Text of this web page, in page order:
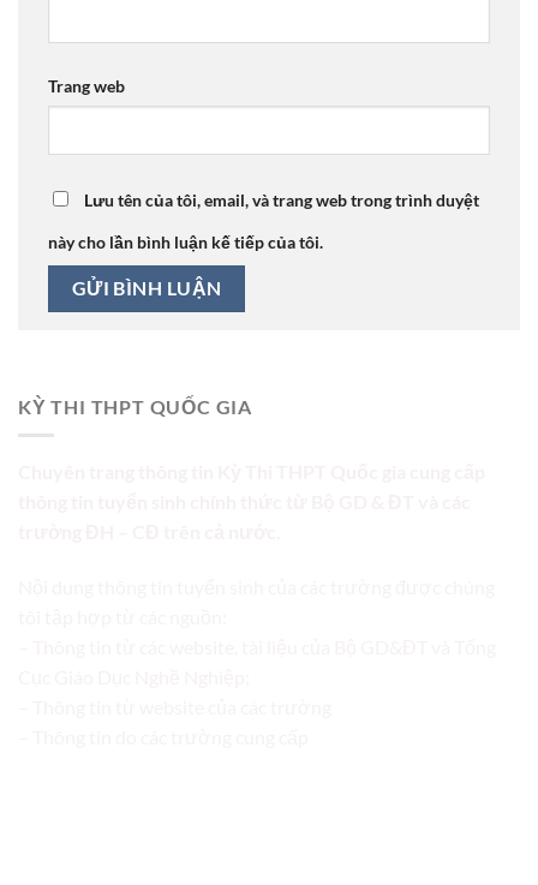
Trang web
Lưu tên của tôi, email, và trang web trong trình duyệt
này cho lần bình luận kế tiếp của tôi.
KỲ THI THPT QUỐC GIA